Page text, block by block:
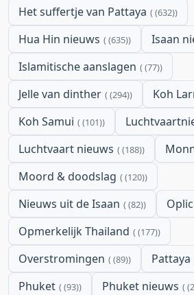
Het suffertje van Pattaya (632)
Hua Hin nieuws (635) Isaan
Islamitische aanslagen (77)
Jelle van dinther (294) Koh
Koh Samui (101)
Luchtvaart nieuws (188)
Moord & doodslag (120)
Nieuws uit de Isaan (82)
Opmerkelijk Thailand (177)
Overstromingen (89)
Phuket (93) Phuket nieuws